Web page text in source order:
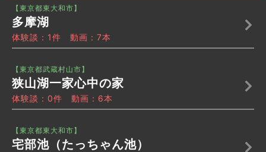
【東京都東大和市】
多摩湖
体験談：1件 動画：7本
【東京都武蔵村山市】
狭山湖一家心中の家
体験談：0件 動画：6本
【東京都東大和市】
宅部池（たっちゃん池）